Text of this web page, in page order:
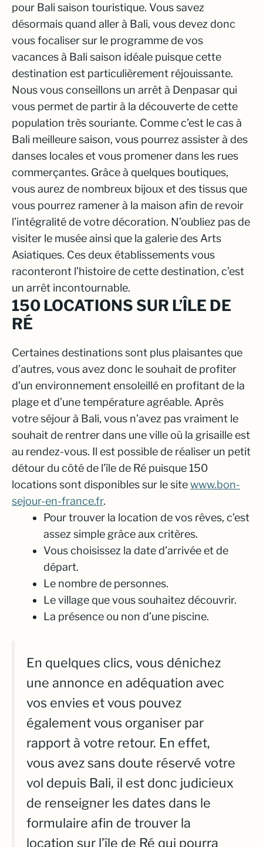
pour Bali saison touristique. Vous savez
désormais quand aller à Bali, vous devez donc
vous focaliser sur le programme de vos
vacances à Bali saison idéale puisque cette
destination est particulièrement réjouissante.
Nous vous conseillons un arrêt à Denpasar qui
vous permet de partir à la découverte de cette
population très souriante. Comme c’est le cas à
Bali meilleure saison, vous pourrez assister à des
danses locales et vous promener dans les rues
commerçantes. Grâce à quelques boutiques,
vous aurez de nombreux bijoux et des tissus que
vous pourrez ramener à la maison afin de revoir
l’intégralité de votre décoration. N’oubliez pas de
visiter le musée ainsi que la galerie des Arts
Asiatiques. Ces deux établissements vous
raconteront l’histoire de cette destination, c’est
un arrêt incontournable.
150 LOCATIONS SUR L’ÎLE DE
RÉ
Certaines destinations sont plus plaisantes que
d’autres, vous avez donc le souhait de profiter
d’un environnement ensoleillé en profitant de la
plage et d’une température agréable. Après
votre séjour à Bali, vous n’avez pas vraiment le
souhait de rentrer dans une ville où la grisaille est
au rendez-vous. Il est possible de réaliser un petit
détour du côté de l’île de Ré puisque 150
locations sont disponibles sur le sitewww.bon-
sejour-en-france.fr.
Pour trouver la location de vos rêves, c’est
assez simple grâce aux critères.
Vous choisissez la date d’arrivée et de
départ.
Le nombre de personnes.
Le village que vous souhaitez découvrir.
La présence ou non d’une piscine.
En quelques clics, vous dénichez
une annonce en adéquation avec
vos envies et vous pouvez
également vous organiser par
rapport à votre retour. En effet,
vous avez sans doute réservé votre
vol depuis Bali, il est donc judicieux
de renseigner les dates dans le
formulaire afin de trouver la
location sur l’île de Ré qui pourra